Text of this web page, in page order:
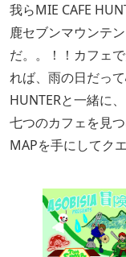
我らMIE CAFE
鹿セブンマウンテ
だ。。！！カフェ
れば、雨の日だっ
HUNTERと一緒に
七つのカフェを見
MAPを手にしてク